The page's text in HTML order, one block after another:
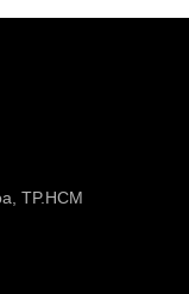
TP.HCM